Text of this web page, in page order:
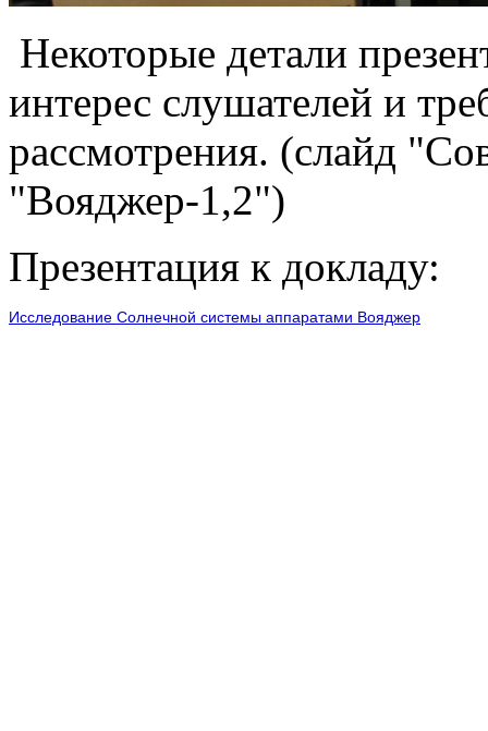
Некоторые детали
интерес слушателей и
рассмотрения. (слайд
"Вояджер-1,2")
Презентация к докладу:
Исследование Солнечной системы аппаратами Вояджер